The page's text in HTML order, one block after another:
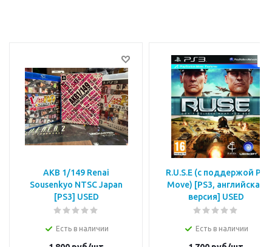
AKB 1/149 Renai
Sousenkyo NTSC Japan
[PS3] USED
Есть в наличии
R.U.S.E (с поддержой PS
Move) [PS3, английская
версия] USED
Есть в наличии